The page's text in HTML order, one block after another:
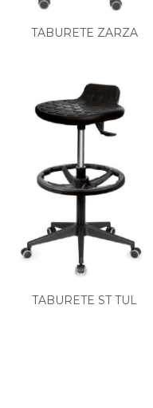
TABURETE ZARZA
TABURETE ST TUL